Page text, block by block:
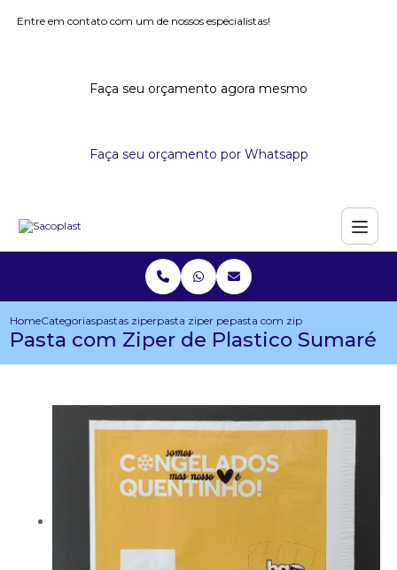
Entre em contato com um de nossos especialistas!
Faça seu orçamento agora mesmo
Faça seu orçamento por Whatsapp
HomeCategoriaspastas ziperpasta ziper personalizadapasta com ziper de plastico
Pasta com Ziper de Plastico Sumaré